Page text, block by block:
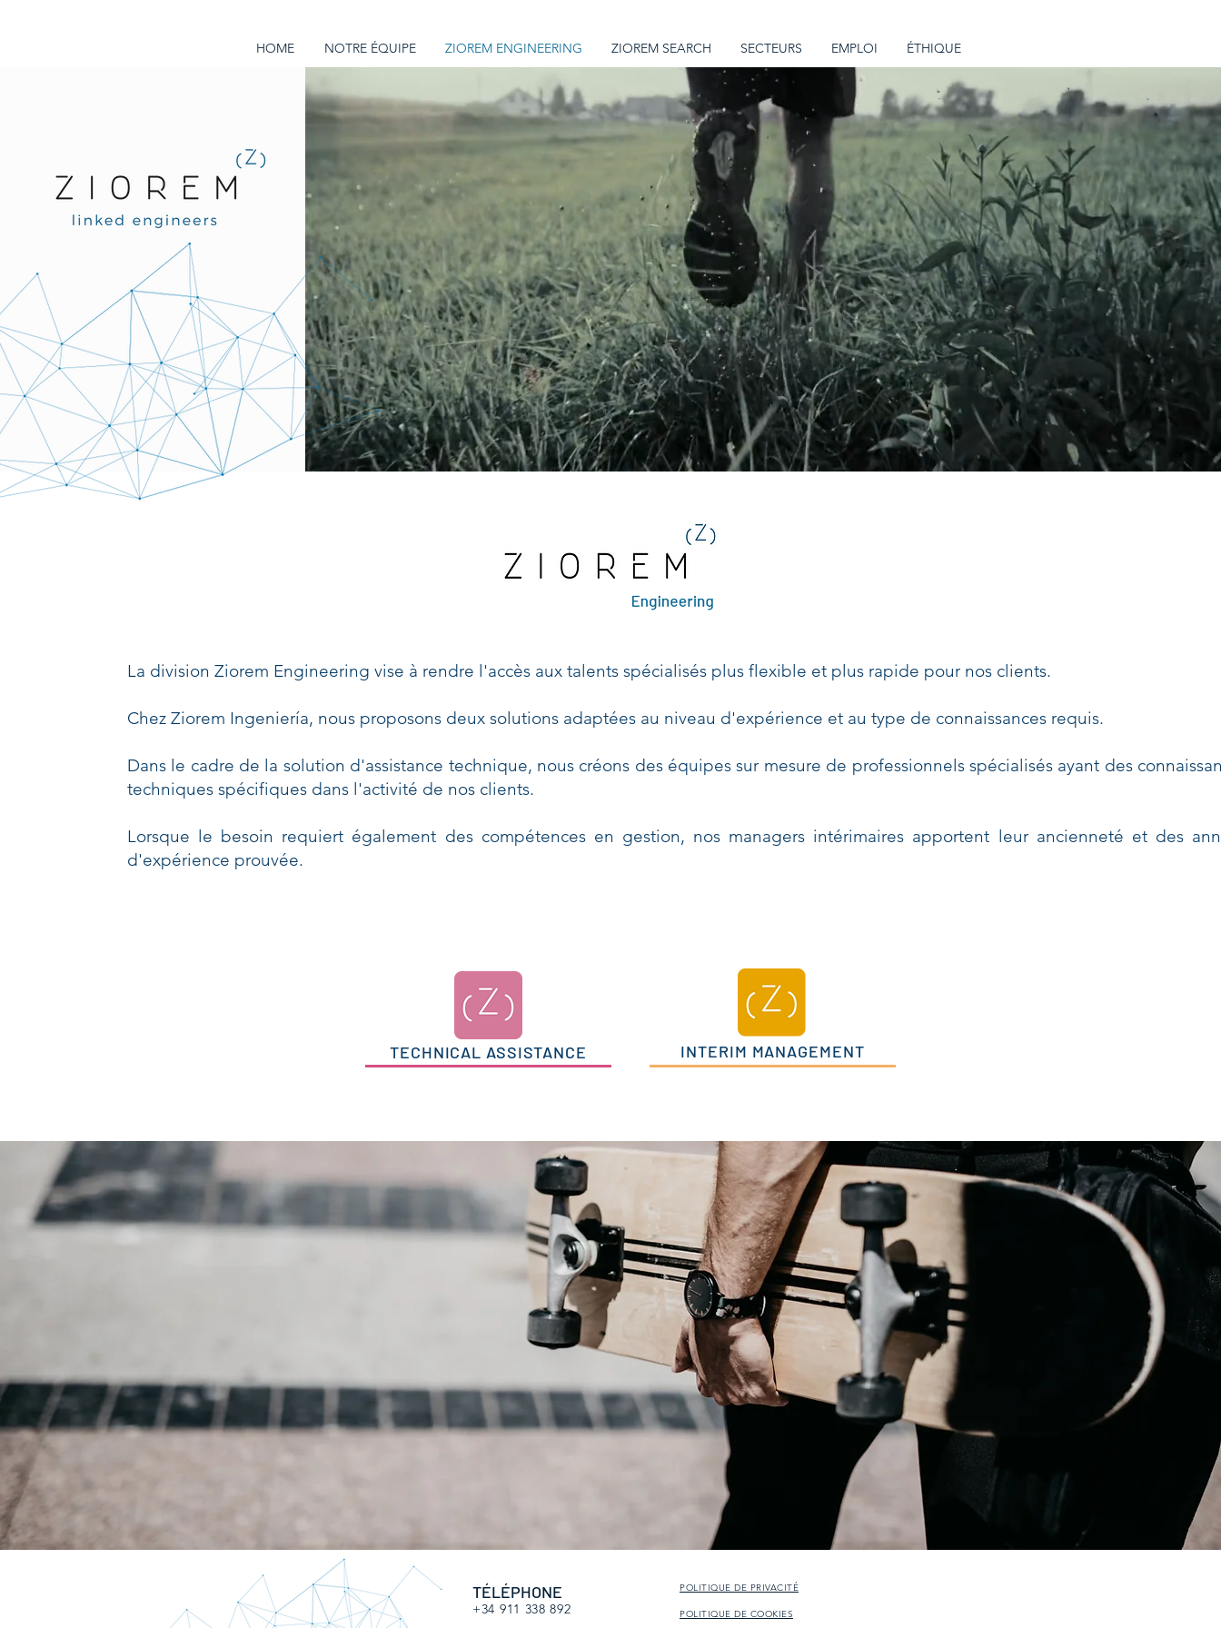
HOME NOTRE ÉQUIPE ZIOREM ENGINEERING ZIOREM SEARCH SECTEURS EMPLOI ÉTHIQUE
La division Ziorem Engineering vise à rendre l'accès aux talents spécialisés plus flexible et plus rapide pour nos clients.
Chez Ziorem Ingeniería, nous proposons deux solutions adaptées au niveau d'expérience et au type de connaissances requis.
Dans le cadre de la solution d'assistance technique, nous créons des équipes sur mesure de professionnels spécialisés ayant des
techniques spécifiques dans l'activité de nos clients.
Lorsque le besoin requiert également des compétences en gestion, nos managers intérimaires apportent leur ancienneté et des
d'expérience prouvée.
TECHNICAL ASSISTANCE INTERIM MANAGEMENT
TÉLÉPHONE
+34 911 338 892
POLITIQUE DE PRIVACITÉ
POLITIQUE DE COOKIES